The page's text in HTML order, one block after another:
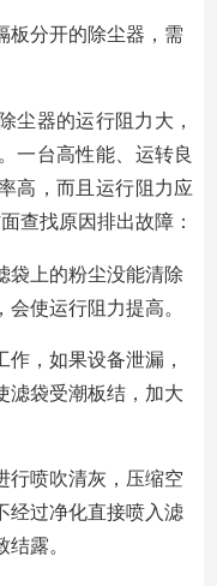
板分开的除尘器，需
尘器的运行阻力大，
一台高性能、运转良
高，而且运行阻力应
查找原因排出故障：
袋上的粉尘没能清除
使运行阻力提高。
，如果设备泄漏，
滤袋受潮板结，加大
行喷吹清灰，压缩空
经过净化直接喷入滤
露。